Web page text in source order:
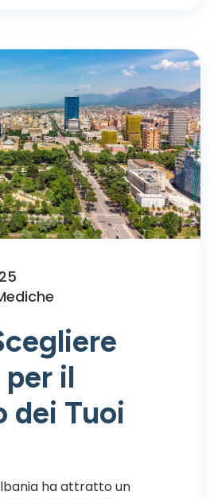
per il
dei Tuoi
ha attratto un